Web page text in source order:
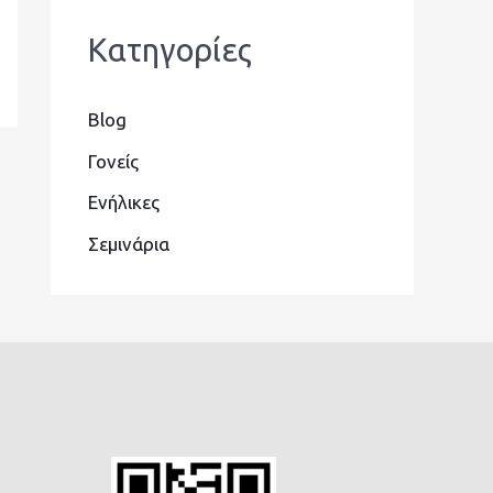
Kατηγορίες
Blog
Γονείς
Ενήλικες
Σεμινάρια